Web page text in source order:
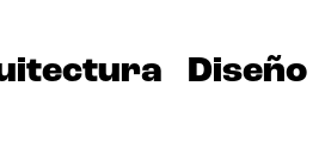
Diseño